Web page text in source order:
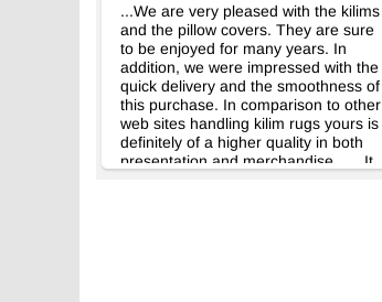
...We are very pleased with the kilims
and the pillow covers. They are sure
to be enjoyed for many years. In
addition, we were impressed with the
quick delivery and the smoothness of
this purchase. In comparison to other
web sites handling kilim rugs yours is
definitely of a higher quality in both
presentation and merchandise... ...It